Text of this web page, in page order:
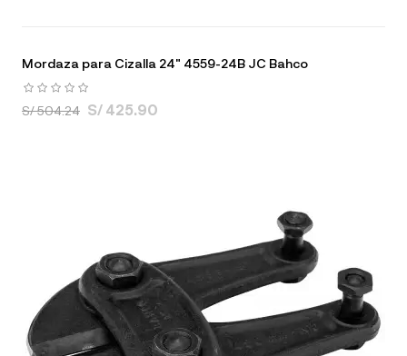
Mordaza para Cizalla 24" 4559-24B JC Bahco
S/ 504.24 S/ 425.90